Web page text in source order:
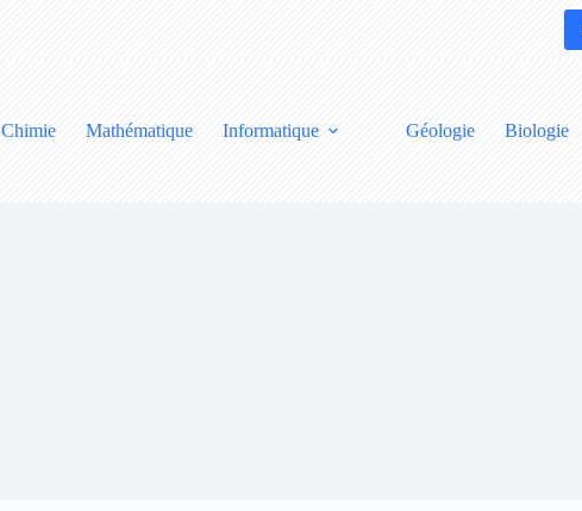
Chimie Mathématique Informatique Géologie Biologie